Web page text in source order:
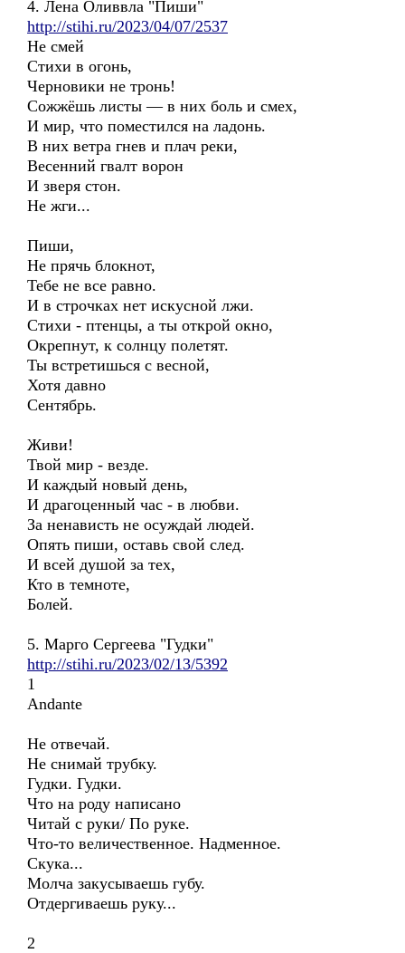
4. Лена Оливвла "Пиши"
http://stihi.ru/2023/04/07/2537
Не смей
Стихи в огонь,
Черновики не тронь!
Сожжёшь листы — в них боль и смех,
И мир, что поместился на ладонь.
В них ветра гнев и плач реки,
Весенний гвалт ворон
И зверя стон.
Не жги...
Пиши,
Не прячь блокнот,
Тебе не все равно.
И в строчках нет искусной лжи.
Стихи - птенцы, а ты открой окно,
Окрепнут, к солнцу полетят.
Ты встретишься с весной,
Хотя давно
Сентябрь.
Живи!
Твой мир - везде.
И каждый новый день,
И драгоценный час - в любви.
За ненависть не осуждай людей.
Опять пиши, оставь свой след.
И всей душой за тех,
Кто в темноте,
Болей.
5. Марго Сергеева "Гудки"
http://stihi.ru/2023/02/13/5392
1
Andante
Не отвечай.
Не снимай трубку.
Гудки. Гудки.
Что на роду написано
Читай с руки/ По руке.
Что-то величественное. Надменное.
Скука...
Молча закусываешь губу.
Отдергиваешь руку...
2